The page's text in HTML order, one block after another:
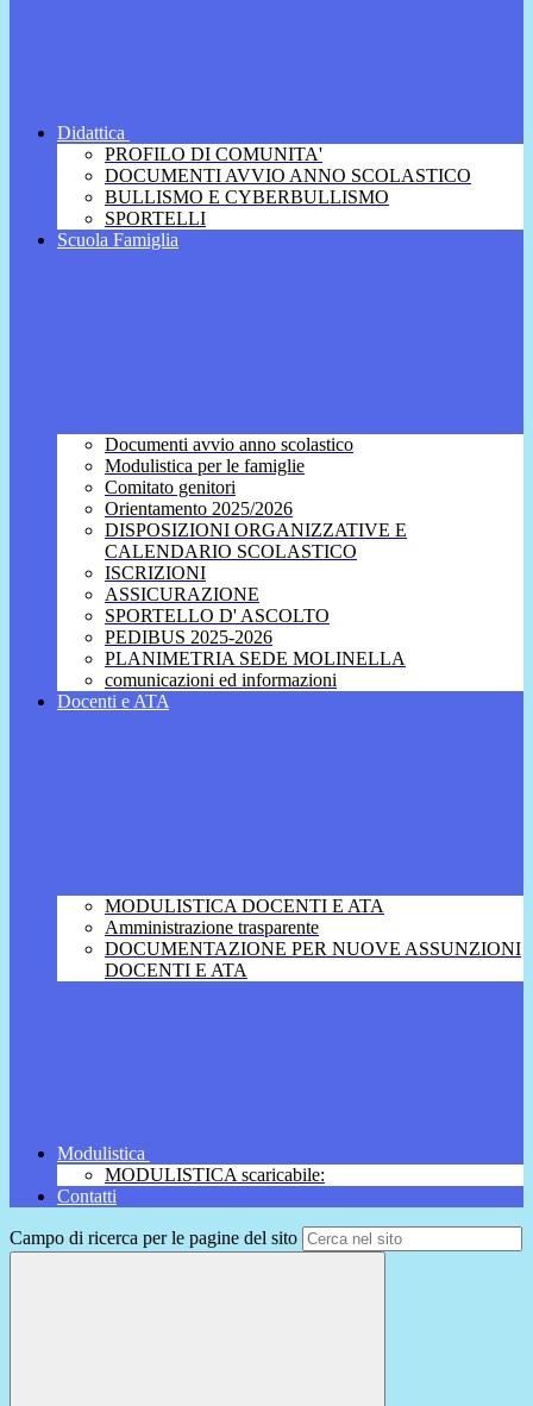
Didattica
PROFILO DI COMUNITA'
DOCUMENTI AVVIO ANNO SCOLASTICO
BULLISMO E CYBERBULLISMO
SPORTELLI
Scuola Famiglia
Documenti avvio anno scolastico
Modulistica per le famiglie
Comitato genitori
Orientamento 2025/2026
DISPOSIZIONI ORGANIZZATIVE E
CALENDARIO SCOLASTICO
ISCRIZIONI
ASSICURAZIONE
SPORTELLO D' ASCOLTO
PEDIBUS 2025-2026
PLANIMETRIA SEDE MOLINELLA
comunicazioni ed informazioni
Docenti e ATA
MODULISTICA DOCENTI E ATA
Amministrazione trasparente
DOCUMENTAZIONE PER NUOVE ASSUNZIONI
DOCENTI E ATA
Modulistica
MODULISTICA scaricabile:
Contatti
Campo di ricerca per le pagine del sito